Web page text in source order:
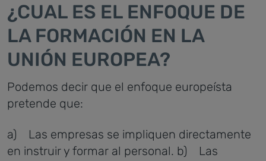
¿CUAL ES EL ENFOQUE DE
LA FORMACIÓN EN LA
UNIÓN EUROPEA?
Podemos decir que el enfoque europeísta
pretende que:
a) Las empresas se impliquen directamente
en instruir y formar al personal. b) Las